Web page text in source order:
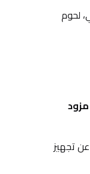
حل ممتاز لأصحاب السوبر ماركت الباحثين عن تجهيز